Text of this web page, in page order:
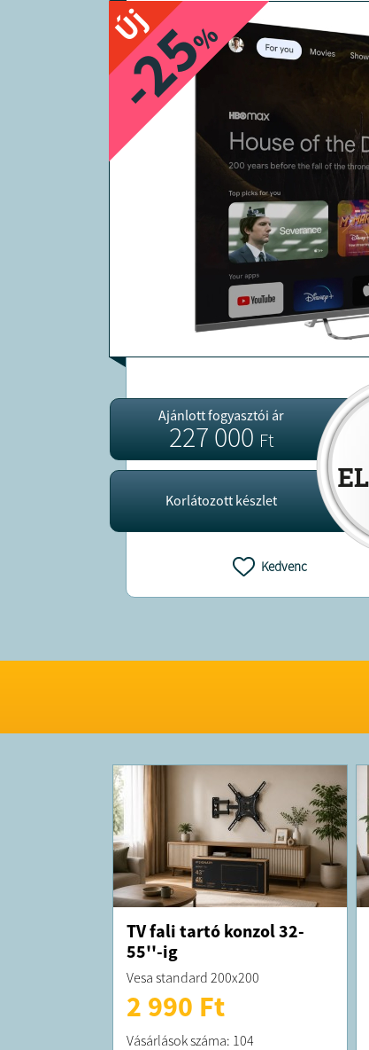
Új
-25
%
Ajánlott fogyasztói ár
227 000Ft
Korlátozott készlet
Kedvenc
TV fali tartó konzol 32-
55''-ig
Vesa standard 200x200
2 990 Ft
Vásárlások száma: 104